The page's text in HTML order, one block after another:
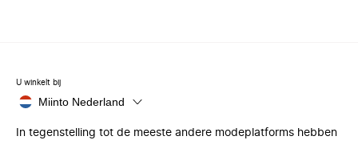
U winkelt bij
Miinto Nederland
In tegenstelling tot de meeste andere modeplatforms hebben